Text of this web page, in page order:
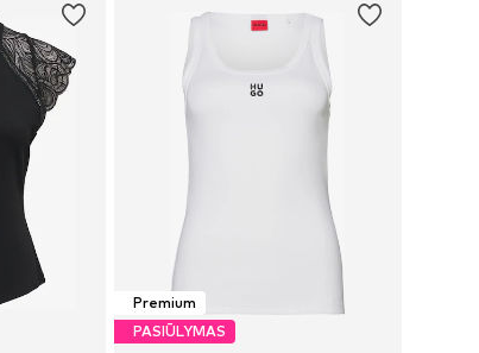
Premium
PASIŪLYMAS